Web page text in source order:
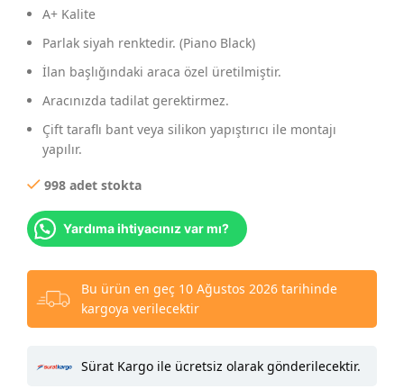
A+ Kalite
Parlak siyah renktedir. (Piano Black)
İlan başlığındaki araca özel üretilmiştir.
Aracınızda tadilat gerektirmez.
Çift taraflı bant veya silikon yapıştırıcı ile montajı
yapılır.
998 adet stokta
Yardıma ihtiyacınız var mı?
Bu ürün en geç 10 Ağustos 2026 tarihinde
kargoya verilecektir
Sürat Kargo ile ücretsiz olarak gönderilecektir.